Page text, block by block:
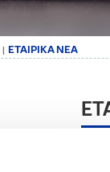
| ΕΤΑΙΡΙΚΑ ΝΕΑ